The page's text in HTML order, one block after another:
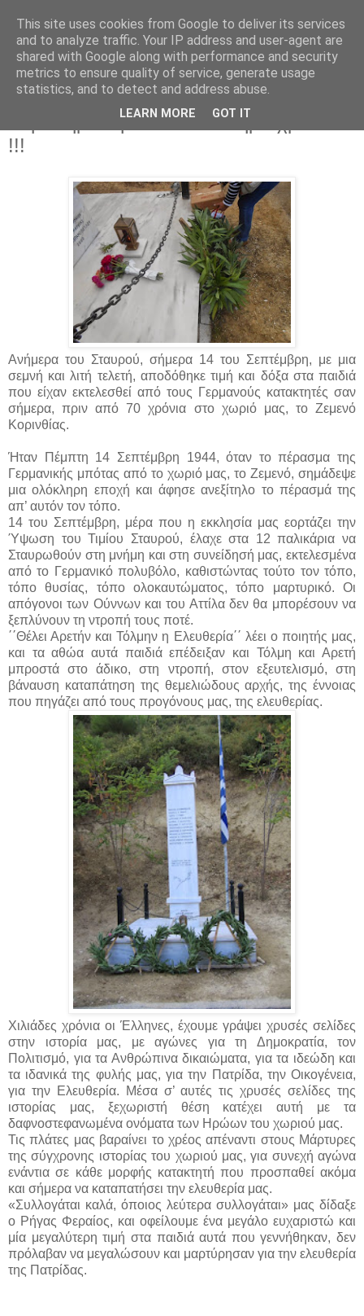
Parakato.gr
Ζεμενό Κορινθίας: 14 Σεπτέμβρη 1944 -
Συμπληρώθηκαν 70 ολόκληρα χρόνια
!!!
Ανήμερα του Σταυρού, σήμερα 14 του Σεπτέμβρη, με μια
σεμνή και λιτή τελετή, αποδόθηκε τιμή και δόξα στα παιδιά
που είχαν εκτελεσθεί από τους Γερμανούς κατακτητές σαν
σήμερα, πριν από 70 χρόνια στο χωριό μας, το Ζεμενό
Κορινθίας.
Ήταν Πέμπτη 14 Σεπτέμβρη 1944, όταν το πέρασμα της
Γερμανικής μπότας από το χωριό μας, το Ζεμενό, σημάδεψε
μια ολόκληρη εποχή και άφησε ανεξίτηλο το πέρασμά της
απ’ αυτόν τον τόπο.
14 του Σεπτέμβρη, μέρα που η εκκλησία μας εορτάζει την
Ύψωση του Τιμίου Σταυρού, έλαχε στα 12 παλικάρια να
Σταυρωθούν στη μνήμη και στη συνείδησή μας, εκτελεσμένα
από το Γερμανικό πολυβόλο, καθιστώντας τούτο τον τόπο,
τόπο θυσίας, τόπο ολοκαυτώματος, τόπο μαρτυρικό. Οι
απόγονοι των Ούννων και του Αττίλα δεν θα μπορέσουν να
ξεπλύνουν τη ντροπή τους ποτέ.
΄΄Θέλει Αρετήν και Τόλμην η Ελευθερία΄΄ λέει ο ποιητής μας,
και τα αθώα αυτά παιδιά επέδειξαν και Τόλμη και Αρετή
μπροστά στο άδικο, στη ντροπή, στον εξευτελισμό, στη
βάναυση καταπάτηση της θεμελιώδους αρχής, της έννοιας
που πηγάζει από τους προγόνους μας, της ελευθερίας.
Χιλιάδες χρόνια οι Έλληνες, έχουμε γράψει χρυσές σελίδες
στην ιστορία μας, με αγώνες για τη Δημοκρατία, τον
Πολιτισμό, για τα Ανθρώπινα δικαιώματα, για τα ιδεώδη και
τα ιδανικά της φυλής μας, για την Πατρίδα, την Οικογένεια,
για την Ελευθερία. Μέσα σ’ αυτές τις χρυσές σελίδες της
ιστορίας μας, ξεχωριστή θέση κατέχει αυτή με τα
δαφνοστεφανωμένα ονόματα των Ηρώων του χωριού μας.
Τις πλάτες μας βαραίνει το χρέος απέναντι στους Μάρτυρες
της σύγχρονης ιστορίας του χωριού μας, για συνεχή αγώνα
ενάντια σε κάθε μορφής κατακτητή που προσπαθεί ακόμα
και σήμερα να καταπατήσει την ελευθερία μας.
«Συλλογάται καλά, όποιος λεύτερα συλλογάται» μας δίδαξε
ο Ρήγας Φεραίος, και οφείλουμε ένα μεγάλο ευχαριστώ και
μία μεγαλύτερη τιμή στα παιδιά αυτά που γεννήθηκαν, δεν
πρόλαβαν να μεγαλώσουν και μαρτύρησαν για την ελευθερία
της Πατρίδας.
This site uses cookies from Google to deliver its services
and to analyze traffic. Your IP address and user-agent are
shared with Google along with performance and security
metrics to ensure quality of service, generate usage
statistics, and to detect and address abuse.
LEARN MORE GOT IT